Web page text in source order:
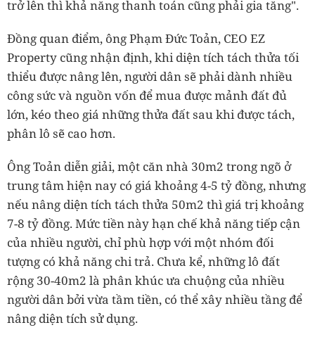
trở lên thì khả năng thanh toán cũng phải gia tăng".
Đồng quan điểm, ông Phạm Đức Toản, CEO EZ
Property cũng nhận định, khi diện tích tách thửa tối
thiểu được nâng lên, người dân sẽ phải dành nhiều
công sức và nguồn vốn để mua được mảnh đất đủ
lớn, kéo theo giá những thửa đất sau khi được tách,
phân lô sẽ cao hơn.
Ông Toản diễn giải, một căn nhà 30m2 trong ngõ ở
trung tâm hiện nay có giá khoảng 4-5 tỷ đồng, nhưng
nếu nâng diện tích tách thửa 50m2 thì giá trị khoảng
7-8 tỷ đồng. Mức tiền này hạn chế khả năng tiếp cận
của nhiều người, chỉ phù hợp với một nhóm đối
tượng có khả năng chi trả. Chưa kể, những lô đất
rộng 30-40m2 là phân khúc ưa chuộng của nhiều
người dân bởi vừa tầm tiền, có thể xây nhiều tầng để
nâng diện tích sử dụng.